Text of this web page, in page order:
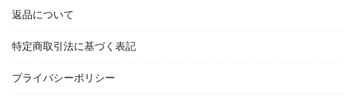
返品について
特定商取引法に基づく表記
プライバシーポリシー